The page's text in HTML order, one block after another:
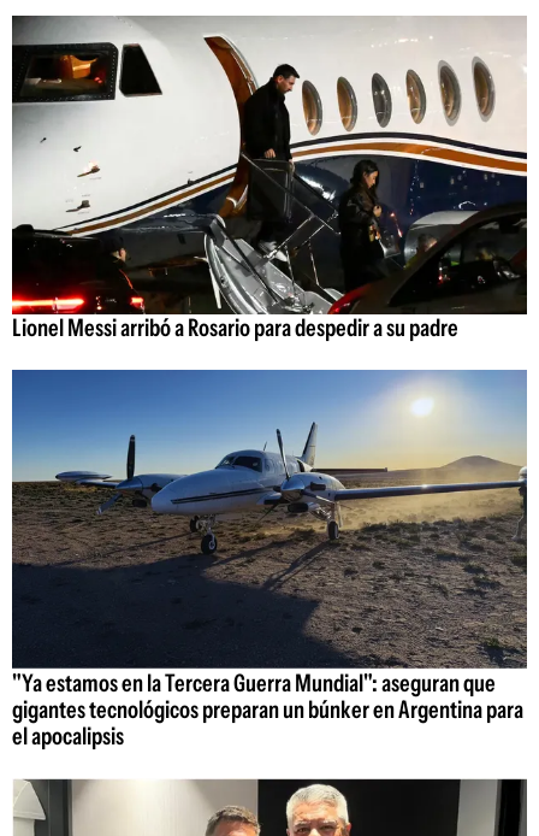
Lionel Messi arribó a Rosario para despedir a su padre
"Ya estamos en la Tercera Guerra Mundial": aseguran que
gigantes tecnológicos preparan un búnker en Argentina para
el apocalipsis